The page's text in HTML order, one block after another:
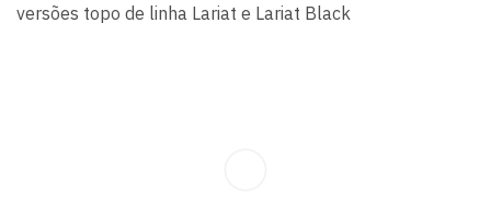
versões topo de linha Lariat e Lariat Black